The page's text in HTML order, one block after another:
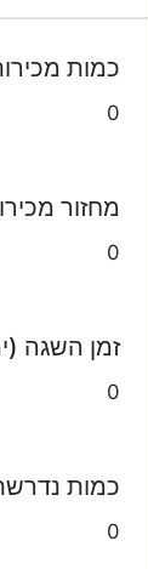
כמות
0
מחזור
0
זמן השגה
0
כמות
0